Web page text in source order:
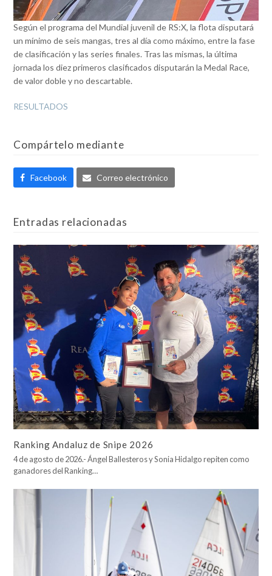
Según el programa del Mundial juvenil de RS:X, la flota disputará
un mínimo de seis mangas, tres al día como máximo, entre la fase
de clasificación y las series finales. Tras las mismas, la última
jornada los diez primeros clasificados disputarán la Medal Race,
de valor doble y no descartable.
RESULTADOS
Compártelo mediante
Facebook Correo electrónico
Entradas relacionadas
Ranking Andaluz de Snipe 2026
4 de agosto de 2026.- Ángel Ballesteros y Sonia Hidalgo repiten como
ganadores del Ranking…